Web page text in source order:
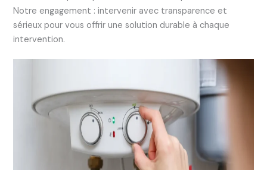
Notre engagement : intervenir avec transparence et
sérieux pour vous offrir une solution durable à chaque
intervention.